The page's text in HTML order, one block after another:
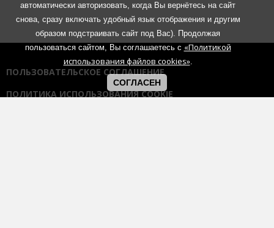
ПОЛЬЗОВАТЕЛЬСКОЕ СОГЛАШЕНИЕ
ПОЛИТИКА ИСПОЛЬЗОВАНИЯ COOKIE
автоматически авторизовать, когда Вы вернётесь на сайт
снова, сразу включать удобный язык отображения и другим
образом подстраивать сайт под Вас). Продолжая
пользоваться сайтом, Вы соглашаетесь с «Политикой
использования файлов cookies».
СОГЛАСЕН